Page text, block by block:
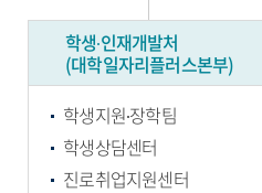
학생∙인재개발처
(대학일자리플러스본부)
학생지원∙장학팀
학생상담센터
진로취업지원센터